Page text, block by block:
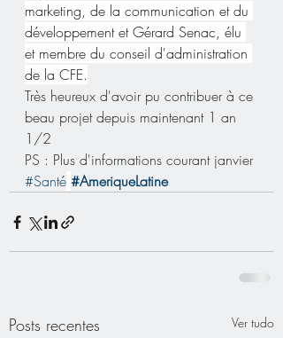
marketing, de la communication et du
développement et Gérard Senac, élu
et membre du conseil d'administration
de la CFE.
Très heureux d'avoir pu contribuer à ce
beau projet depuis maintenant 1 an
1/2
PS : Plus d'informations courant janvier
#Santé #AmeriqueLatine
Posts recentes Ver tudo